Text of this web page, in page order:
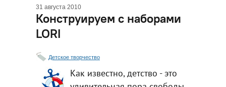
31 августа 2010
Конструируем с наборами
LORI
Детское творчество
Как известно, детство - это